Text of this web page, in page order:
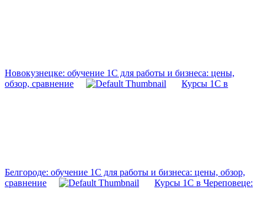
Новокузнецке: обучение 1С для работы и бизнеса: цены,
обзор, сравнение
Курсы 1С в
Белгороде: обучение 1С для работы и бизнеса: цены, обзор,
сравнение
Курсы 1С в Череповеце: